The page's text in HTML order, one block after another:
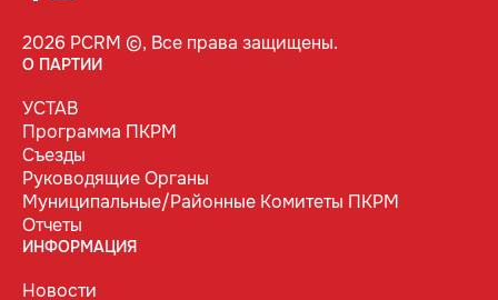
2026 PCRM ©, Все права защищены.
О ПАРТИИ
УСТАВ
Программа ПКРМ
Съезды
Руководящие Органы
Муниципальные/Районные Комитеты ПКРМ
Отчеты
ИНФОРМАЦИЯ
Новости